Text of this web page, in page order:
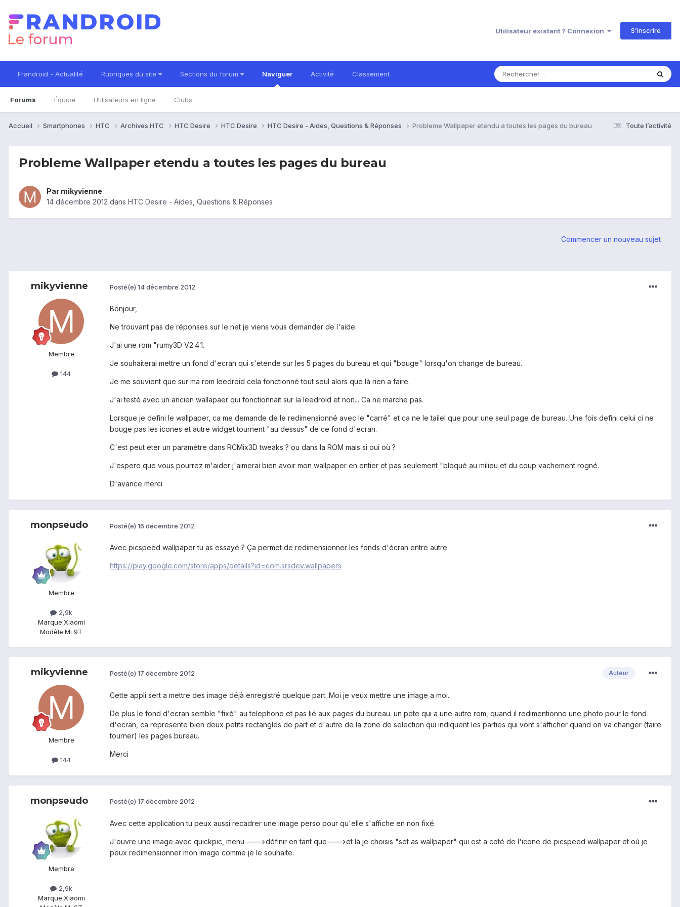
Utilisateur existant ? Connexion S’inscrire
Frandroid - Actualité Rubriques du site Sections du forum Naviguer
Forums Équipe Utilisateurs en ligne Clubs
Activité Classement
Toute l’activité
Accueil Smartphones HTC Archives HTC HTC Desire HTC Desire HTC Desire - Aides, Questions & Réponses Probleme Wallpaper etendu a toutes les pages du bureau
Probleme Wallpaper etendu a toutes les pages du bureau
Par mikyvienne
14 décembre 2012 dans HTC Desire - Aides, Questions & Réponses
Commencer un nouveau sujet
mikyvienne
Membre
144
Posté(e) 14 décembre 2012
Bonjour,
Ne trouvant pas de réponses sur le net je viens vous demander de l'aide.
J'ai une rom "rumy3D V2.4.1.
Je souhaiterai mettre un fond d'ecran qui s'etende sur les 5 pages du bureau et qui "bouge" lorsqu'on change de bureau.
Je me souvient que sur ma rom leedroid cela fonctionné tout seul alors que là rien a faire.
J'ai testé avec un ancien wallapaer qui fonctionnait sur la leedroid et non... Ca ne marche pas.
Lorsque je defini le wallpaper, ca me demande de le redimensionné avec le "carré" et ca ne le tailel que pour une seul page de bureau. Une fois defini celui ci ne
bouge pas les icones et autre widget tournent "au dessus" de ce fond d'ecran.
C'est peut eter un paramétre dans RCMix3D tweaks ? ou dans la ROM mais si oui où ?
J'espere que vous pourrez m'aider j'aimerai bien avoir mon wallpaper en entier et pas seulement "bloqué au milieu et du coup vachement rogné.
D'avance merci
monpseudo
Membre
2,9k
Marque:Xiaomi
Modèle:Mi 9T
Posté(e) 16 décembre 2012
Avec picspeed wallpaper tu as essayé ? Ça permet de redimensionner les fonds d'écran entre autre
https://play.google.com/store/apps/details?id=com.srsdev.wallpapers
mikyvienne
Membre
144
Auteur
Posté(e) 17 décembre 2012
Cette appli sert a mettre des image déjà enregistré quelque part. Moi je veux mettre une image a moi.
De plus le fond d'ecran semble "fixé" au telephone et pas lié aux pages du bureau. un pote qui a une autre rom, quand il redimentionne une photo pour le fond
d'ecran, ca represente bien deux petits rectangles de part et d'autre de la zone de selection qui indiquent les parties qui vont s'afficher quand on va changer (faire
tourner) les pages bureau.
Merci
monpseudo
Membre
2,9k
Marque:Xiaomi
Posté(e) 17 décembre 2012
Avec cette application tu peux aussi recadrer une image perso pour qu'elle s'affiche en non fixé.
J'ouvre une image avec quickpic, menu --->définir en tant que--->et là je choisis "set as wallpaper" qui est a coté de l'icone de picspeed wallpaper et où je
peux redimensionner mon image comme je le souhaite.